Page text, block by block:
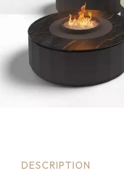
DESCRIPTION